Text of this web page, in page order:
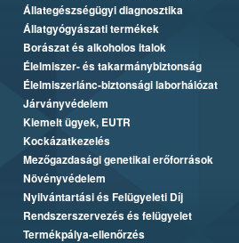
Állategészségügyi diagnosztika
Állatgyógyászati termékek
Borászat és alkoholos italok
Élelmiszer- és takarmánybiztonság
Élelmiszerlánc-biztonsági laborhálózat
Járványvédelem
Kiemelt ügyek, EUTR
Kockázatkezelés
Mezőgazdasági genetikai erőforrások
Növényvédelem
Nyilvántartási és Felügyeleti Díj
Rendszerszervezés és felügyelet
Termékpálya-ellenőrzés